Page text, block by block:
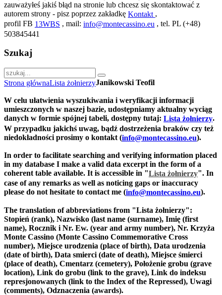
zauważyłeś jakiś błąd na stronie lub chcesz się skontaktować z
autorem strony - pisz poprzez zakładkę Kontakt ,
profil FB 13WBS , mail: info@montecassino.eu , tel. PL (+48)
503845441
Szukaj
Strona głównaLista żołnierzyJanikowski Teofil
W celu ułatwienia wyszukiwania i weryfikacji informacji
umieszczonych w naszej bazie, udostępniamy aktualny wyciąg
danych w formie spójnej tabeli, dostępny tutaj: Lista żołnierzy.
W przypadku jakichś uwag, bądź dostrzeżenia braków czy też
niedokładności prosimy o kontakt (info@montecassino.eu).
In order to facilitate searching and verifying information placed
in my database I make a valid data excerpt in the form of a
coherent table available. It is accessible in "Lista żołnierzy". In
case of any remarks as well as noticing gaps or inaccuracy
please do not hesitate to contact me (info@montecassino.eu).
The translation of abbreviations from "Lista żołnierzy":
Stopień (rank), Nazwisko (last name (surname), Imię (first
name), Rocznik i Nr. Ew. (year and army number), Nr. Krzyża
Monte Cassino (Monte Cassino Commemorative Cross
number), Miejsce urodzenia (place of birth), Data urodzenia
(date of birth), Data smierci (date of death), Miejsce śmierci
(place of death), Cmentarz (cemetery), Położenie grobu (grave
location), Link do grobu (link to the grave), Link do indeksu
represjonowanych (link to the Index of the Repressed), Uwagi
(comments), Odznaczenia (awards).